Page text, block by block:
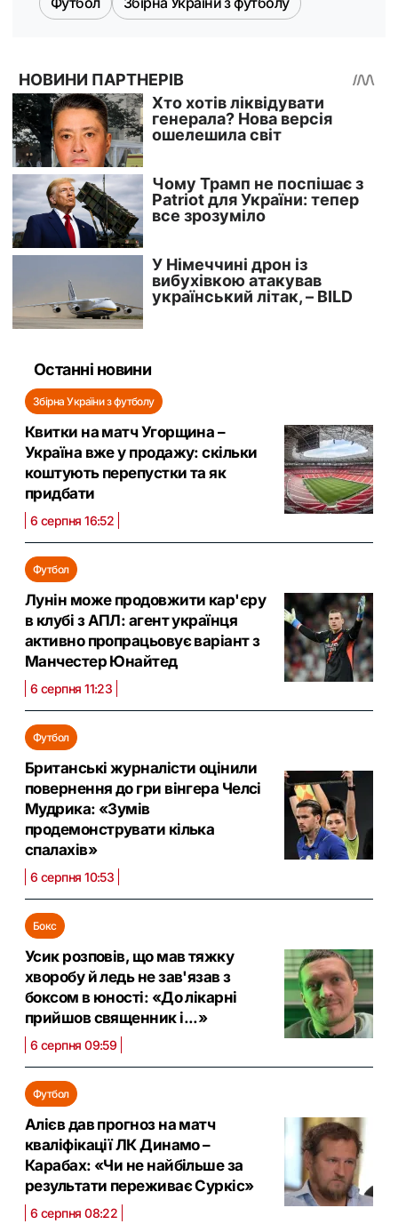
Останні новини
Збірна України з футболу
Квитки на матч Угорщина –
Україна вже у продажу: скільки
коштують перепустки та як
придбати
6 серпня 16:52
Футбол
Лунін може продовжити кар'єру
в клубі з АПЛ: агент українця
активно пропрацьовує варіант з
Манчестер Юнайтед
6 серпня 11:23
Футбол
Британські журналісти оцінили
повернення до гри вінгера Челсі
Мудрика: «Зумів
продемонструвати кілька
спалахів»
6 серпня 10:53
Бокс
Усик розповів, що мав тяжку
хворобу й ледь не зав'язав з
боксом в юності: «До лікарні
прийшов священник і...»
6 серпня 09:59
Футбол
Алієв дав прогноз на матч
кваліфікації ЛК Динамо –
Карабах: «Чи не найбільше за
результати переживає Суркіс»
6 серпня 08:22